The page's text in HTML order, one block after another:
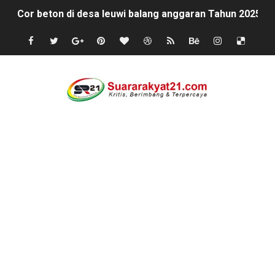
Cor beton di desa leuwi balang anggaran Tahun 2025
Sudah Seharusnya Wartawan Mengelola Website
GIAT DPD APPSI LAMPUNG SELATANAudiensi